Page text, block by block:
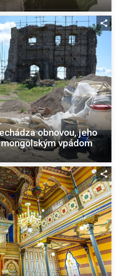
obnovou, jeho
vpádom